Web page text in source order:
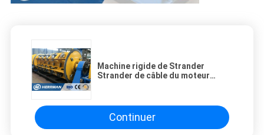
Machine rigide de Strander
Strander de câble du moteur
Strander
Continuer